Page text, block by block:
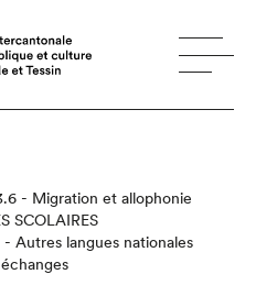
- Migration et allophonie
SCOLAIRES
- Autres langues nationales